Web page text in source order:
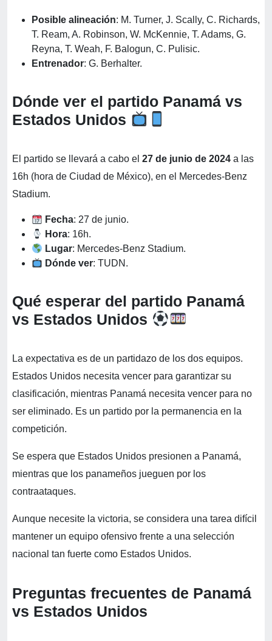
Posible alineación: M. Turner, J. Scally, C. Richards,
T. Ream, A. Robinson, W. McKennie, T. Adams, G.
Reyna, T. Weah, F. Balogun, C. Pulisic.
Entrenador: G. Berhalter.
Dónde ver el partido Panamá vs
Estados Unidos
El partido se llevará a cabo el 27 de junio de 2024 a las
16h (hora de Ciudad de México), en el Mercedes-Benz
Stadium.
Fecha: 27 de junio.
Hora: 16h.
Lugar: Mercedes-Benz Stadium.
Dónde ver: TUDN.
Qué esperar del partido Panamá
vs Estados Unidos
La expectativa es de un partidazo de los dos equipos.
Estados Unidos necesita vencer para garantizar su
clasificación, mientras Panamá necesita vencer para no
ser eliminado. Es un partido por la permanencia en la
competición.
Se espera que Estados Unidos presionen a Panamá,
mientras que los panameños jueguen por los
contraataques.
Aunque necesite la victoria, se considera una tarea difícil
mantener un equipo ofensivo frente a una selección
nacional tan fuerte como Estados Unidos.
Preguntas frecuentes de Panamá
vs Estados Unidos